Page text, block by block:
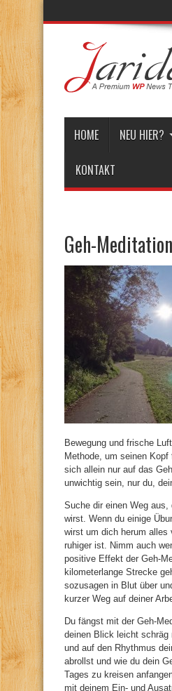
HOME NEU HIER?
KONTAKT
Geh-Meditation
Bewegung und frische
Methode, um seinen
sich allein nur auf das
unwichtig sein, nur du,
Suche dir einen Weg
wirst. Wenn du einige
wirst um dich herum alles
ruhiger ist. Nimm auch
positive Effekt der Geh-
kilometerlange Strecke
sozusagen in Blut über
kurzer Weg auf deiner
Du fängst mit der Geh-
deinen Blick leicht schräg
und auf den Rhythmus
abrollst und wie du dein
Tages zu kreisen
mit deinem Ein- und